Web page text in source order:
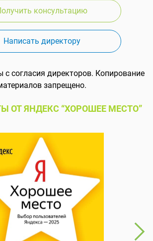
консультацию
Написать директору
согласия директоров. Копирование
запрещено.
ОТ ЯНДЕКС “ХОРОШЕЕ МЕСТО”